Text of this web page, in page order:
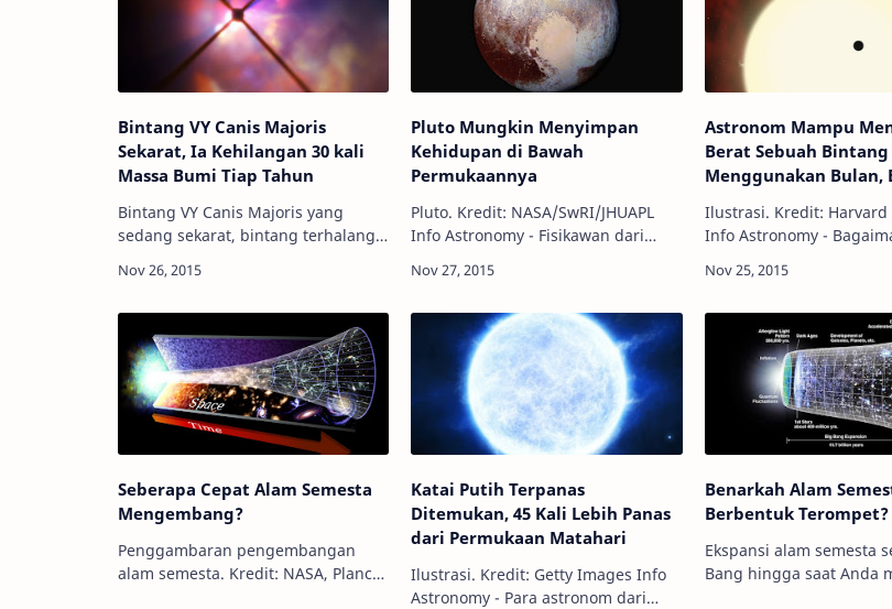
Bintang VY Canis Majoris
Sekarat, Ia Kehilangan 30 kali
Massa Bumi Tiap Tahun
Bintang VY Canis Majoris yang
sedang sekarat, bintang terhalangi
Kredit: ESO Info Astronomy - Salah
Pluto Mungkin Menyimpan
Kehidupan di Bawah
Permukaannya
Pluto. Kredit: NASA/SwRI/JHUAPL
Info Astronomy - Fisikawan dari
mengungkapkan, Pluto mungkin
permukaannya&n…
Astronom Mampu
Berat Sebuah Bintang
Menggunakan Bulan,
Ilustrasi. Kredit: Harvard
Info Astronomy -
berat bintang yang
kebanyakan kasus,…
Seberapa Cepat Alam Semesta
Mengembang?
Penggambaran pengembangan
alam semesta. Kredit: NASA, Planck
Katai Putih Terpanas
Ditemukan, 45 Kali Lebih Panas
dari Permukaan Matahari
Ilustrasi. Kredit: Getty Images Info
Astronomy - Para astronom dari
Benarkah Alam
Berbentuk Terompet?
Ekspansi alam semesta
Bang hingga saat Anda